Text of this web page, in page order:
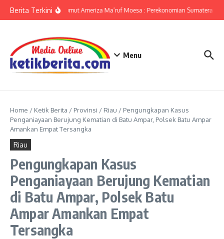
Berita TerkiniKPwBI Sumut Ameriza Ma’ruf Moesa : Perekonomian Sumatera
Menu
Home / Ketik Berita / Provinsi / Riau / Pengungkapan Kasus
Penganiayaan Berujung Kematian di Batu Ampar, Polsek Batu Ampar
Amankan Empat Tersangka
Riau
Pengungkapan Kasus
Penganiayaan Berujung Kematian
di Batu Ampar, Polsek Batu
Ampar Amankan Empat
Tersangka